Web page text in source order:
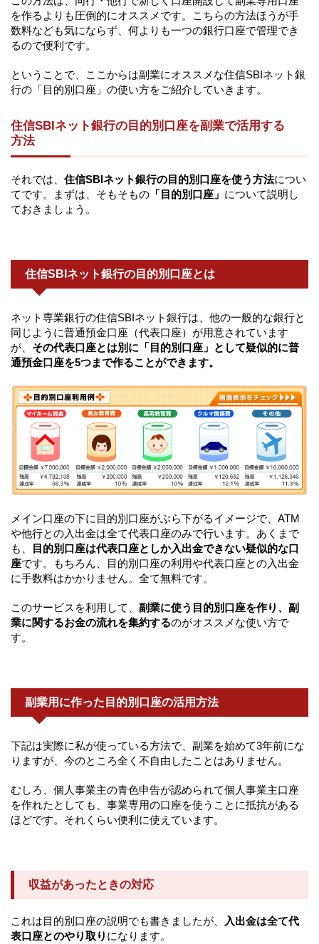
を作るよりも圧倒的にオススメです。こちらの方法ほうが手
数料なども気にならず、何よりも一つの銀行口座で管理でき
るので便利です。
ということで、ここからは副業にオススメな住信SBIネット銀
行の「目的別口座」の使い方をご紹介していきます。
住信SBIネット銀行の目的別口座を副業で活用する
方法
それでは、 住信SBIネット銀行の目的別口座を使う方法につい
てです。まずは、そもそもの 「目的別口座」 について説明し
ておきましょう。
住信SBIネット銀行の目的別口座とは
ネット専業銀行の住信SBIネット銀行は、他の一般的な銀行と
同じように普通預金口座（代表口座）が用意されています
が、 その代表口座とは別に「目的別口座」として疑似的に普
通預金口座を5つまで作ることができます。
メイン口座の下に目的別口座がぶら下がるイメージで、ATM
や他行との入出金は全て代表口座のみで行います。あくまで
も、
目的別口座は代表口座としか入出金できない疑似的な口
座です。もちろん、目的別口座の利用や代表口座との入出金
に手数料はかかりません。全て無料です。
このサービスを利用して、 副業に使う目的別口座を作り、副
業に関するお金の流れを集約するのがオススメな使い方で
す。
副業用に作った目的別口座の活用方法
下記は実際に私が使っている方法で、副業を始めて3年前にな
りますが、今のところ全く不自由したことはありません。
むしろ、個人事業主の青色申告が認められて個人事業主口座
を作れたとしても、事業専用の口座を使うことに抵抗がある
ほどです。それくらい便利に使えています。
収益があったときの対応
これは目的別口座の説明でも書きましたが、 入出金は全て代
表口座とのやり取り になります。